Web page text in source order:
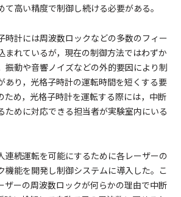
高い精度で制御し続ける必要がある。
時計には周波数ロックなどの多数のフィー
まれているが，現在の制御方法ではわずか
振動や音響ノイズなどの外的要因により制
あり，光格子時計の運転時間を短くする要
ため，光格子時計を運転する際には，中断
ために対応できる担当者が実験室内にいる
連続運転を可能にするために各レーザーの
機能を開発し制御システムに導入した。こ
ザーの周波数ロックが何らかの理由で中断